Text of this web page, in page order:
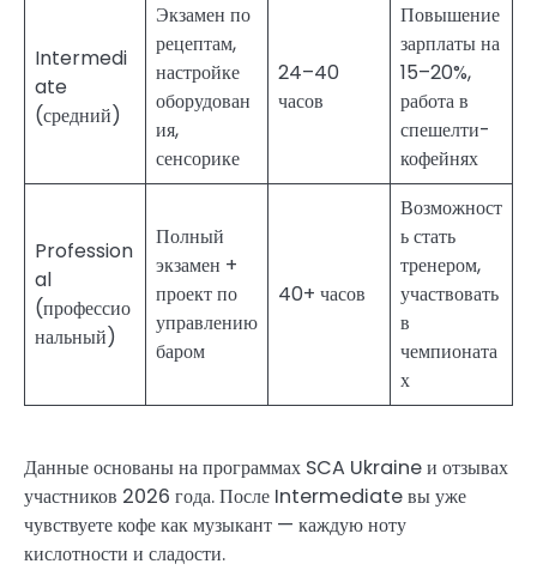
Intermedi
ate
(средний)
Экзамен по
рецептам,
настройке
оборудован
ия,
сенсорике
24–40
часов
Повышение
зарплаты на
15–20%,
работа в
спешелти-
кофейнях
Profession
al
(профессио
нальный)
Полный
экзамен +
проект по
управлению
баром
40+ часов
Возможност
ь стать
тренером,
участвовать
в
чемпионата
х
Данные основаны на программах SCA Ukraine и отзывах
участников 2026 года. После Intermediate вы уже
чувствуете кофе как музыкант — каждую ноту
кислотности и сладости.